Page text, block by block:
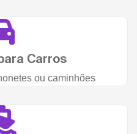
Carros
ou caminhões